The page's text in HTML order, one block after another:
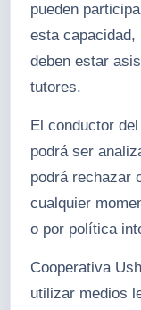
pueden
esta capacidad,
deben estar
tutores.
El conductor
podrá ser
podrá rechazar
cualquier
o por política
Cooperativa
utilizar medios